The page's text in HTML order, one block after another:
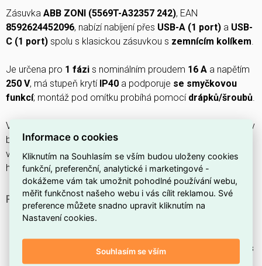
Zásuvka ABB ZONI (5569T-A32357 242), EAN
8592624452096, nabízí nabíjení přes USB-A (1 port) a USB-
C (1 port) spolu s klasickou zásuvkou s zemnícím kolíkem.
Je určena pro 1 fázi s nominálním proudem 16 A a napětím
250 V, má stupeň krytí IP40 a podporuje se smyčkovou
funkcí; montáž pod omítku probíhá pomocí drápků/šroubů.
Vyrobená z
povrchem v
barvěpudrovámá rozměry
výška × hloubka) a vyžaduje instalační krabici minimální
hloubky40 mm.
PROČ SI VYBRAT TUTO ZÁSUVKU?
Umožňuje pohodlné dobíjení přístrojů přes
Je vybavena ochranným kolíkem, tedy jde o
zásuvku s
kolíkempro běžné instalace.
Informace o cookies
Kliknutím na Souhlasím se vším budou uloženy cookies
funkční, preferenční, analytické i marketingové -
dokážeme vám tak umožnit pohodlné používání webu,
měřit funkčnost našeho webu i vás cílit reklamou. Své
preference můžete snadno upravit kliknutím na
Nastavení cookies.
Souhlasím se vším